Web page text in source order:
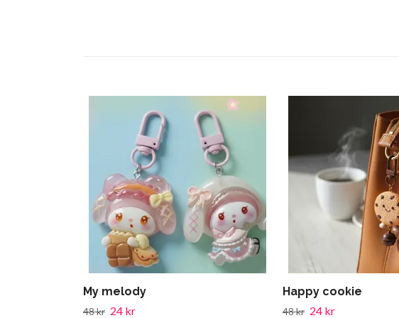
My melody
48 kr 24 kr
Happy cookie
48 kr 24 kr